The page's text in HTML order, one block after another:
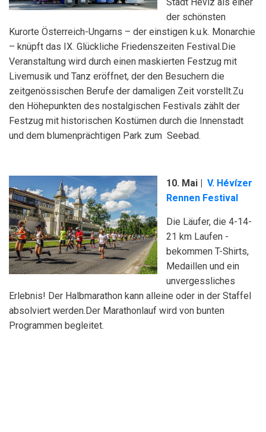
der schönsten
Kurorte Österreich-Ungarns – der einstigen k.u.k. Monarchie
– knüpft das IX. Glückliche Friedenszeiten Festival.Die
Veranstaltung wird durch einen maskierten Festzug mit
Livemusik und Tanz eröffnet, der den Besuchern die
zeitgenössischen Berufe der damaligen Zeit vorstellt.Zu
den Höhepunkten des nostalgischen Festivals zählt der
Festzug mit historischen Kostümen durch die Innenstadt
und dem blumenprächtigen Park zum Seebad.
10. Mai | V. Hévízer
Rennen Festival
Die Läufer, die 4-14-
21 km Laufen -
bekommen T-Shirts,
Medaillen und ein
unvergessliches
Erlebnis! Der Halbmarathon kann alleine oder in der Staffel
absolviert werden.Der Marathonlauf wird von bunten
Programmen begleitet.